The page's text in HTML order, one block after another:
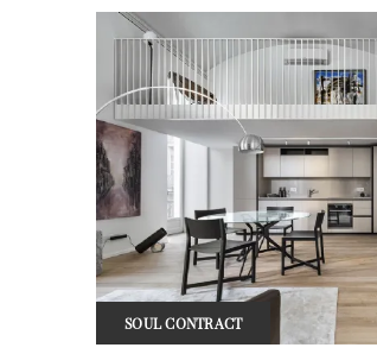
SOUL CONTRACT